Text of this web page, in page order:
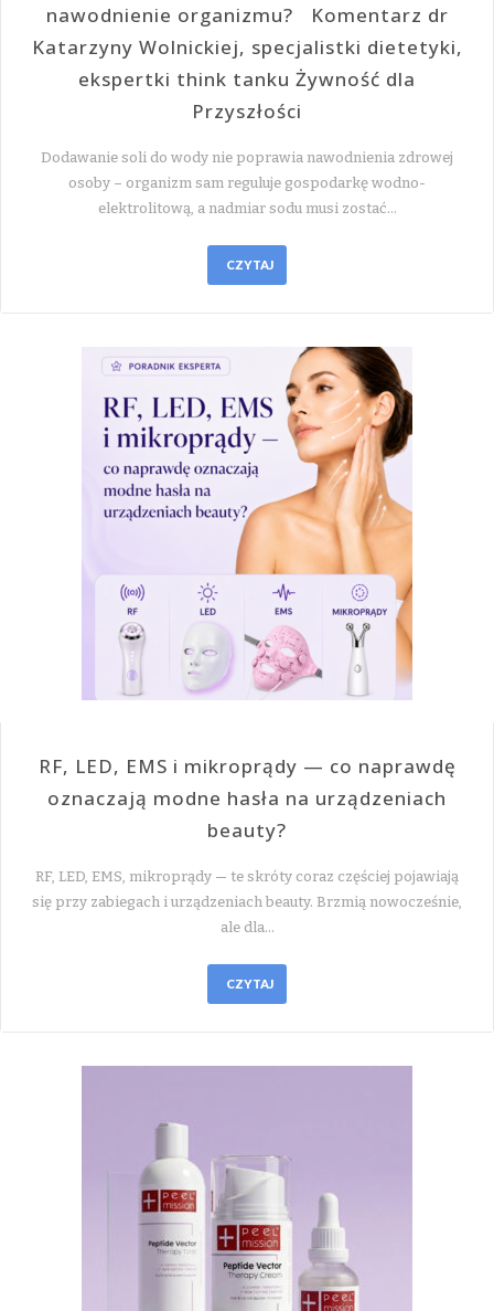
nawodnienie organizmu? Komentarz dr
Katarzyny Wolnickiej, specjalistki dietetyki,
ekspertki think tanku Żywność dla
Przyszłości
Dodawanie soli do wody nie poprawia nawodnienia zdrowej
osoby – organizm sam reguluje gospodarkę wodno-
elektrolitową, a nadmiar sodu musi zostać…
CZYTAJ
RF, LED, EMS i mikroprądy — co naprawdę
oznaczają modne hasła na urządzeniach
beauty?
RF, LED, EMS, mikroprądy — te skróty coraz częściej pojawiają
się przy zabiegach i urządzeniach beauty. Brzmią nowocześnie,
ale dla…
CZYTAJ